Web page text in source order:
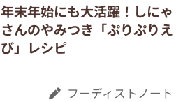
年末年始にも大活躍！しにゃ
さんのやみつき「ぷりぷりえ
び」レシピ
フーディストノート